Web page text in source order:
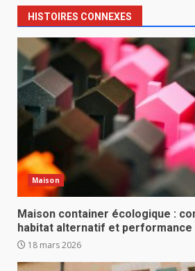
HISTOIRES CONNEXES
Maison
Maison container écologique :
habitat alternatif et performance
18 mars 2026